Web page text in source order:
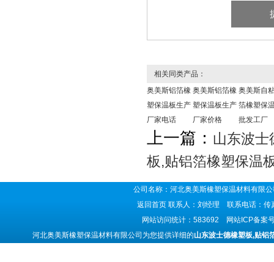
相关同类产品：
奥美斯铝箔橡
塑保温板生产
厂家电话
奥美斯铝箔橡
塑保温板生产
厂家价格
奥美斯自
箔橡塑保
批发工厂
上一篇： 山东波士
板,贴铝箔橡塑保温
公司名称：河北奥美斯橡塑保温材料有
返回首页 联系人：刘经理 联系电话：
网站访问统计：583692 网站ICP备案
河北奥美斯橡塑保温材料有限公司为您提供详细的山东波士德橡塑板,贴铝